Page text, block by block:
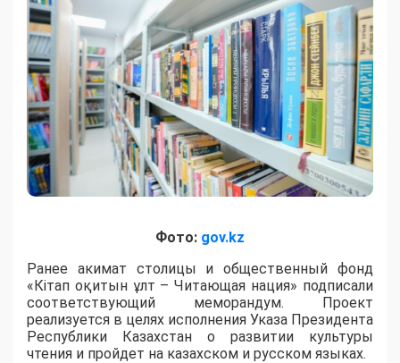
Фото: gov.kz
Ранее акимат столицы и общественный фонд
«Кітап оқитын ұлт – Читающая нация» подписали
соответствующий меморандум. Проект
реализуется в целях исполнения Указа Президента
Республики Казахстан о развитии культуры
чтения и пройдет на казахском и русском языках.